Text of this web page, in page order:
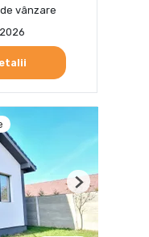
vânzare
2026
Next